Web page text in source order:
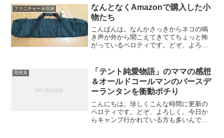
ても違う記事だったりします。というの
も、出張から帰ってきたら...
ファニチャー＆収納
なんとなくAmazonで購入した小
物たち
こんばんは。なんかさっきからネコの鳴
き声が外から聞こえてきててちょっと怖
がっているペロティです。どぞ、よろし
るように楽天派なんですが、たまに
Amazonでも購入し...
照明系
「テント純愛物語」のママの感想
＆オールドコールマンのバースデ
ーランタンを衝動ポチり
こんにちは。珍しくこんな時間に更新の
ペロティです。どぞ、よろしく。今日か
らキャンプ行かれている方も多いんでし